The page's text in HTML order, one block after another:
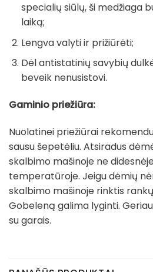
specialių siūlų, ši medžiaga
laiką;
Lengva valyti ir prižiūrėti;
Dėl antistatinių savybių
beveik nenusistovi.
Gaminio priežiūra:
Nuolatinei priežiūrai
sausu šepetėliu. Atsiradus
skalbimo mašinoje ne
temperatūroje. Jeigu dėmių
skalbimo mašinoje rinktis
Gobeleną galima lyginti.
su garais.